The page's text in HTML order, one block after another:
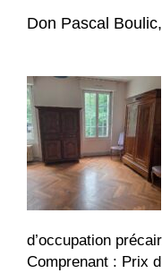
Don Pascal
d’occupation
Comprenant : Prix